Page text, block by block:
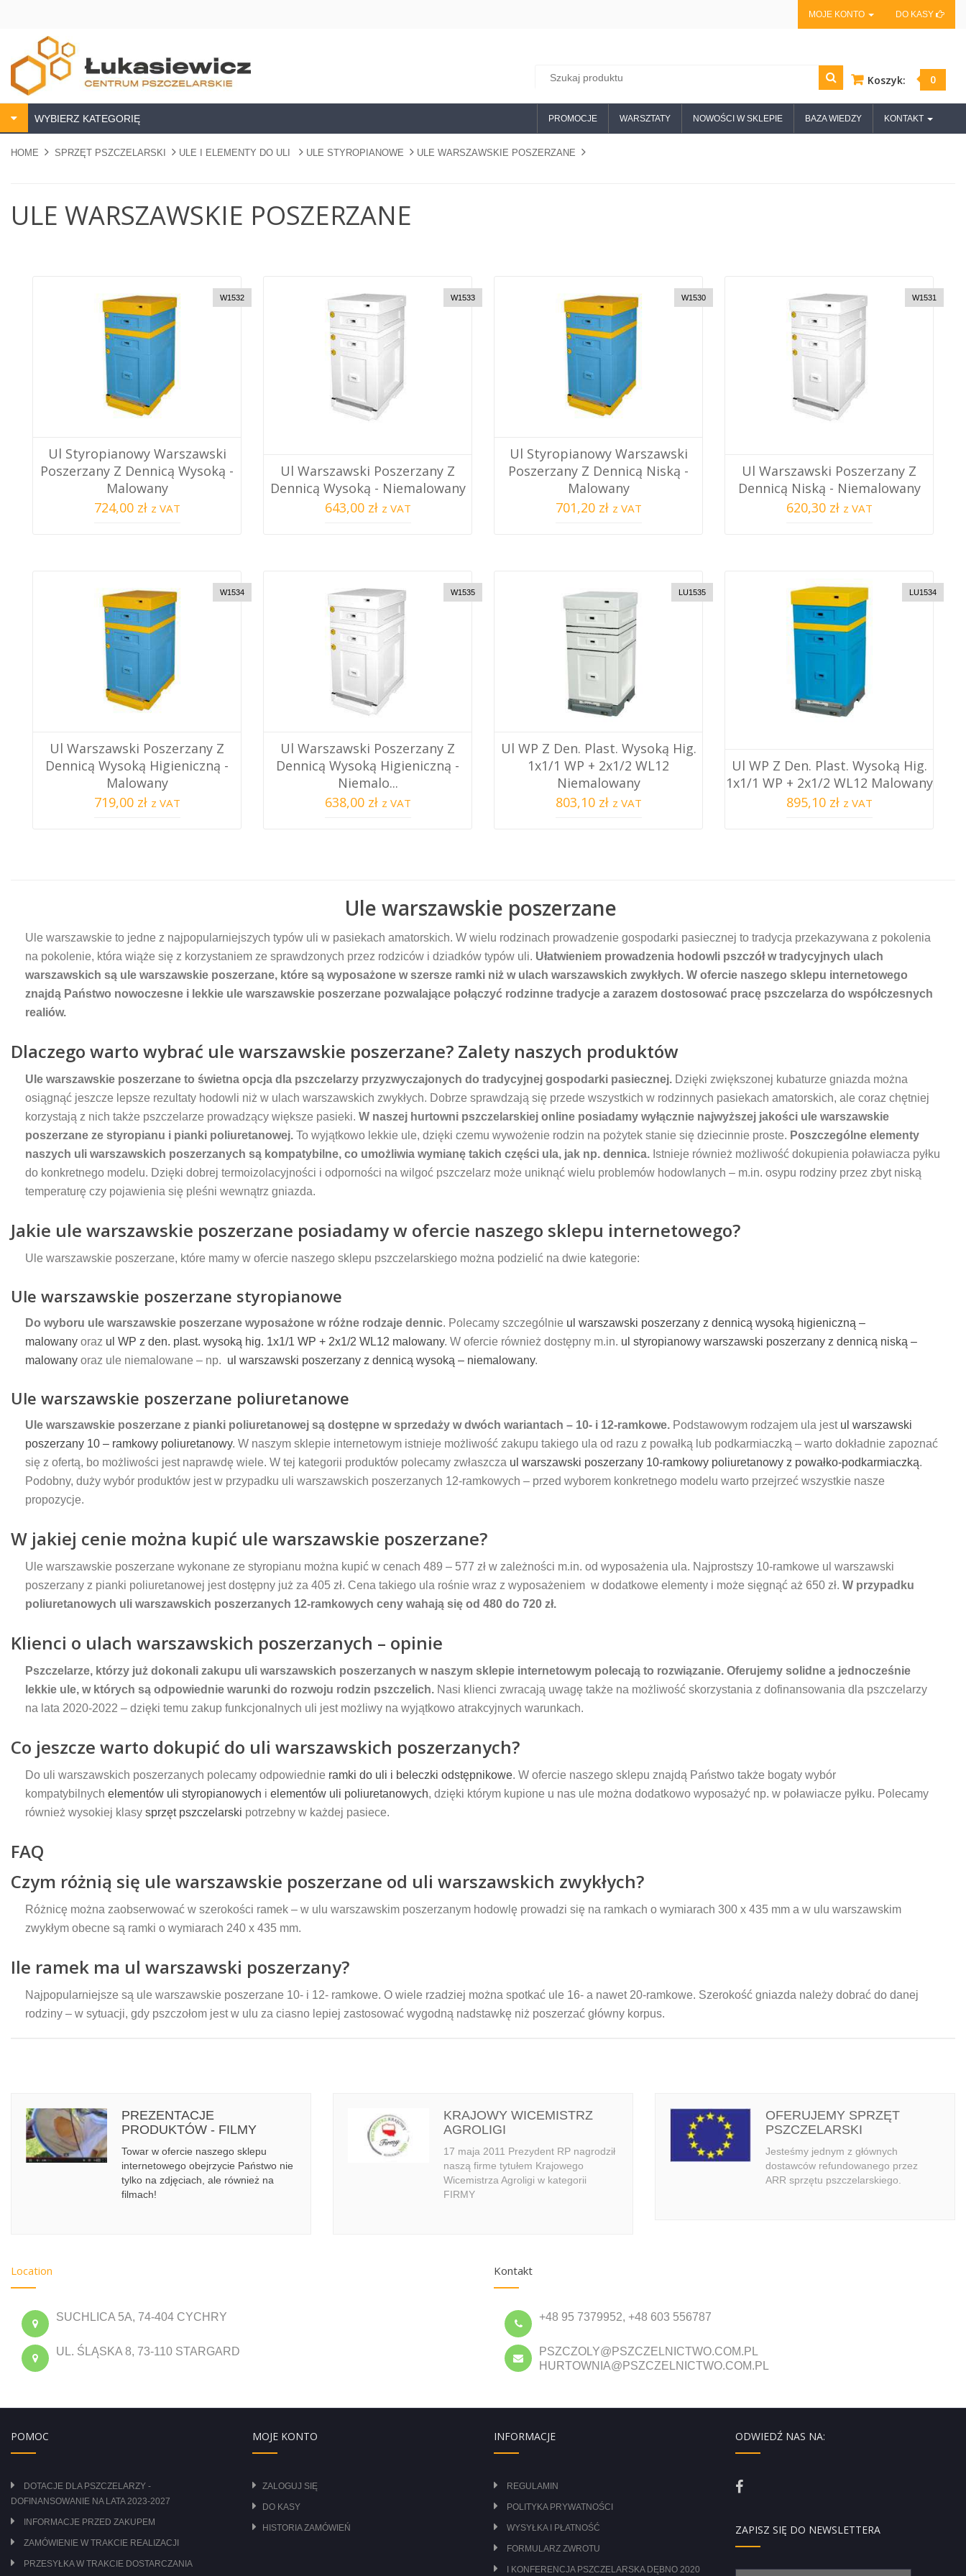
MOJE KONTO DO KASY
Koszyk: 0
PROMOCJE WARSZTATY NOWOŚCI W SKLEPIE BAZA WIEDZY KONTAKT
WYBIERZ KATEGORIĘ
HOME SPRZĘT PSZCZELARSKI ULE I ELEMENTY DO ULI ULE STYROPIANOWE ULE WARSZAWSKIE POSZERZANE
ULE WARSZAWSKIE POSZERZANE
W1532
Ul Styropianowy Warszawski
Poszerzany Z Dennicą Wysoką -
Malowany
724,00 zł z VAT
W1533
Ul Warszawski Poszerzany Z
Dennicą Wysoką - Niemalowany
643,00 zł z VAT
W1530
Ul Styropianowy Warszawski
Poszerzany Z Dennicą Niską -
Malowany
701,20 zł z VAT
W1531
Ul Warszawski Poszerzany Z
Dennicą Niską - Niemalowany
620,30 zł z VAT
W1534
Ul Warszawski Poszerzany Z
Dennicą Wysoką Higieniczną -
Malowany
719,00 zł z VAT
W1535
Ul Warszawski Poszerzany Z
Dennicą Wysoką Higieniczną -
Niemalo...
638,00 zł z VAT
LU1535
Ul WP Z Den. Plast. Wysoką Hig.
1x1/1 WP + 2x1/2 WL12
Niemalowany
803,10 zł z VAT
LU1534
Ul WP Z Den. Plast. Wysoką Hig.
1x1/1 WP + 2x1/2 WL12 Malowany
895,10 zł z VAT
Ule warszawskie poszerzane
Ule warszawskie to jedne z najpopularniejszych typów uli w pasiekach amatorskich. W wielu rodzinach prowadzenie gospodarki pasiecznej to tradycja przekazywana z pokolenia
na pokolenie, która wiąże się z korzystaniem ze sprawdzonych przez rodziców i dziadków typów uli. Ułatwieniem prowadzenia hodowli pszczół w tradycyjnych ulach
warszawskich są ule warszawskie poszerzane, które są wyposażone w szersze ramki niż w ulach warszawskich zwykłych. W ofercie naszego sklepu internetowego
znajdą Państwo nowoczesne i lekkie ule warszawskie poszerzane pozwalające połączyć rodzinne tradycje a zarazem dostosować pracę pszczelarza do współczesnych
realiów.
Dlaczego warto wybrać ule warszawskie poszerzane? Zalety naszych produktów
Ule warszawskie poszerzane to świetna opcja dla pszczelarzy przyzwyczajonych do tradycyjnej gospodarki pasiecznej. Dzięki zwiększonej kubaturze gniazda można
osiągnąć jeszcze lepsze rezultaty hodowli niż w ulach warszawskich zwykłych. Dobrze sprawdzają się przede wszystkich w rodzinnych pasiekach amatorskich, ale coraz chętniej
korzystają z nich także pszczelarze prowadzący większe pasieki. W naszej hurtowni pszczelarskiej online posiadamy wyłącznie najwyższej jakości ule warszawskie
poszerzane ze styropianu i pianki poliuretanowej. To wyjątkowo lekkie ule, dzięki czemu wywożenie rodzin na pożytek stanie się dziecinnie proste. Poszczególne elementy
naszych uli warszawskich poszerzanych są kompatybilne, co umożliwia wymianę takich części ula, jak np. dennica. Istnieje również możliwość dokupienia poławiacza pyłku
do konkretnego modelu. Dzięki dobrej termoizolacyjności i odporności na wilgoć pszczelarz może uniknąć wielu problemów hodowlanych – m.in. osypu rodziny przez zbyt niską
temperaturę czy pojawienia się pleśni wewnątrz gniazda.
Jakie ule warszawskie poszerzane posiadamy w ofercie naszego sklepu internetowego?
Ule warszawskie poszerzane, które mamy w ofercie naszego sklepu pszczelarskiego można podzielić na dwie kategorie:
Ule warszawskie poszerzane styropianowe
Do wyboru ule warszawskie poszerzane wyposażone w różne rodzaje dennic. Polecamy szczególnie ul warszawski poszerzany z dennicą wysoką higieniczną –
malowany oraz ul WP z den. plast. wysoką hig. 1x1/1 WP + 2x1/2 WL12 malowany. W ofercie również dostępny m.in. ul styropianowy warszawski poszerzany z dennicą niską –
malowany oraz ule niemalowane – np. ul warszawski poszerzany z dennicą wysoką – niemalowany.
Ule warszawskie poszerzane poliuretanowe
Ule warszawskie poszerzane z pianki poliuretanowej są dostępne w sprzedaży w dwóch wariantach – 10- i 12-ramkowe. Podstawowym rodzajem ula jest ul warszawski
poszerzany 10 – ramkowy poliuretanowy. W naszym sklepie internetowym istnieje możliwość zakupu takiego ula od razu z powałką lub podkarmiaczką – warto dokładnie zapoznać
się z ofertą, bo możliwości jest naprawdę wiele. W tej kategorii produktów polecamy zwłaszcza ul warszawski poszerzany 10-ramkowy poliuretanowy z powałko-podkarmiaczką.
Podobny, duży wybór produktów jest w przypadku uli warszawskich poszerzanych 12-ramkowych – przed wyborem konkretnego modelu warto przejrzeć wszystkie nasze
propozycje.
W jakiej cenie można kupić ule warszawskie poszerzane?
Ule warszawskie poszerzane wykonane ze styropianu można kupić w cenach 489 – 577 zł w zależności m.in. od wyposażenia ula. Najprostszy 10-ramkowe ul warszawski
poszerzany z pianki poliuretanowej jest dostępny już za 405 zł. Cena takiego ula rośnie wraz z wyposażeniem w dodatkowe elementy i może sięgnąć aż 650 zł. W przypadku
poliuretanowych uli warszawskich poszerzanych 12-ramkowych ceny wahają się od 480 do 720 zł.
Klienci o ulach warszawskich poszerzanych – opinie
Pszczelarze, którzy już dokonali zakupu uli warszawskich poszerzanych w naszym sklepie internetowym polecają to rozwiązanie. Oferujemy solidne a jednocześnie
lekkie ule, w których są odpowiednie warunki do rozwoju rodzin pszczelich. Nasi klienci zwracają uwagę także na możliwość skorzystania z dofinansowania dla pszczelarzy
na lata 2020-2022 – dzięki temu zakup funkcjonalnych uli jest możliwy na wyjątkowo atrakcyjnych warunkach.
Co jeszcze warto dokupić do uli warszawskich poszerzanych?
Do uli warszawskich poszerzanych polecamy odpowiednie ramki do uli i beleczki odstępnikowe. W ofercie naszego sklepu znajdą Państwo także bogaty wybór
kompatybilnych elementów uli styropianowych i elementów uli poliuretanowych, dzięki którym kupione u nas ule można dodatkowo wyposażyć np. w poławiacze pyłku. Polecamy
również wysokiej klasy sprzęt pszczelarski potrzebny w każdej pasiece.
FAQ
Czym różnią się ule warszawskie poszerzane od uli warszawskich zwykłych?
Różnicę można zaobserwować w szerokości ramek – w ulu warszawskim poszerzanym hodowlę prowadzi się na ramkach o wymiarach 300 x 435 mm a w ulu warszawskim
zwykłym obecne są ramki o wymiarach 240 x 435 mm.
Ile ramek ma ul warszawski poszerzany?
Najpopularniejsze są ule warszawskie poszerzane 10- i 12- ramkowe. O wiele rzadziej można spotkać ule 16- a nawet 20-ramkowe. Szerokość gniazda należy dobrać do danej
rodziny – w sytuacji, gdy pszczołom jest w ulu za ciasno lepiej zastosować wygodną nadstawkę niż poszerzać główny korpus.
PREZENTACJE
PRODUKTÓW - FILMY
Towar w ofercie naszego sklepu
internetowego obejrzycie Państwo nie
tylko na zdjęciach, ale również na
filmach!
KRAJOWY WICEMISTRZ
AGROLIGI
17 maja 2011 Prezydent RP nagrodził
naszą firme tytułem Krajowego
Wicemistrza Agroligi w kategorii
FIRMY
OFERUJEMY SPRZĘT
PSZCZELARSKI
Jesteśmy jednym z głównych
dostawców refundowanego przez
ARR sprzętu pszczelarskiego.
Location
SUCHLICA 5A, 74-404 CYCHRY
UL. ŚLĄSKA 8, 73-110 STARGARD
Kontakt
+48 95 7379952, +48 603 556787
PSZCZOLY@PSZCZELNICTWO.COM.PL
HURTOWNIA@PSZCZELNICTWO.COM.PL
POMOC
DOTACJE DLA PSZCZELARZY -
DOFINANSOWANIE NA LATA 2023-2027
INFORMACJE PRZED ZAKUPEM
ZAMÓWIENIE W TRAKCIE REALIZACJI
PRZESYŁKA W TRAKCIE DOSTARCZANIA
MOJE KONTO
ZALOGUJ SIĘ
DO KASY
HISTORIA ZAMÓWIEŃ
INFORMACJE
REGULAMIN
POLITYKA PRYWATNOŚCI
WYSYŁKA I PŁATNOŚĆ
FORMULARZ ZWROTU
I KONFERENCJA PSZCZELARSKA DĘBNO 2020
ODWIEDŹ NAS NA:
ZAPISZ SIĘ DO NEWSLETTERA